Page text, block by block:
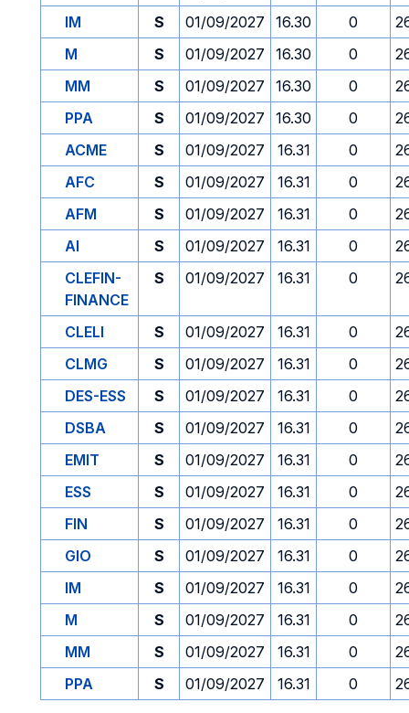
IM
S 01/09/2027 16.30 0
M
S 01/09/2027 16.30 0
MM
S 01/09/2027 16.30 0
PPA
S 01/09/2027 16.30 0
ACME
S 01/09/2027 16.31 0
AFC
S 01/09/2027 16.31 0
AFM
S 01/09/2027 16.31 0
AI
S 01/09/2027 16.31 0
CLEFIN-
FINANCE
S 01/09/2027 16.31 0
CLELI S 01/09/2027 16.31 0
CLMG
S 01/09/2027 16.31 0
DES-ESS
S 01/09/2027 16.31 0
DSBA
S 01/09/2027 16.31 0
EMIT
S 01/09/2027 16.31 0
ESS
S 01/09/2027 16.31 0
FIN
S 01/09/2027 16.31 0
GIO
S 01/09/2027 16.31 0
IM
S 01/09/2027 16.31 0
M
S 01/09/2027 16.31 0
MM
S 01/09/2027 16.31 0
PPA
S 01/09/2027 16.31 0